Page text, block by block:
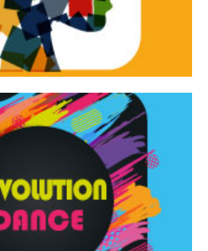
dinamiche
Dance
contemporanea – I Edizione